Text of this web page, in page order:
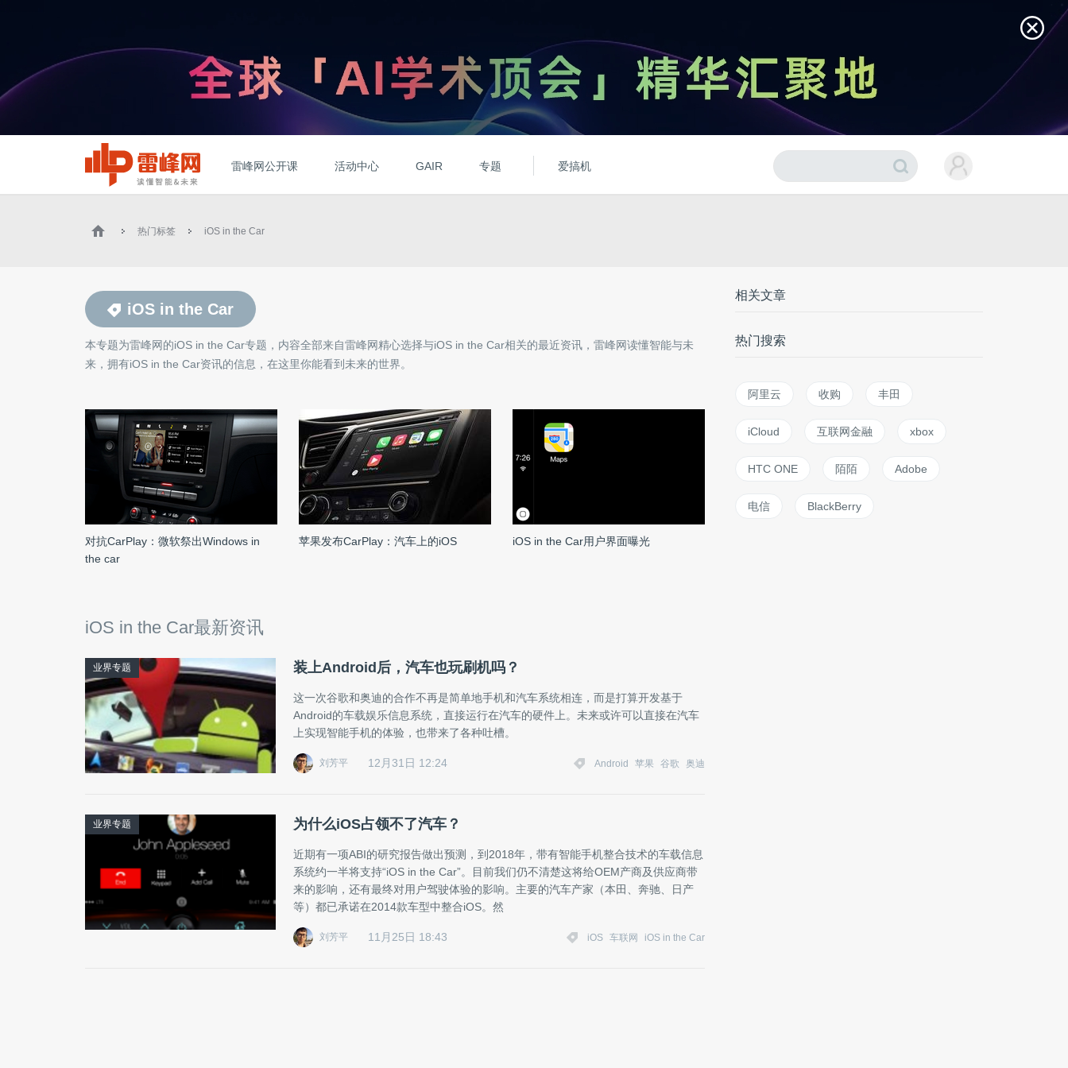
雷峰网公开课 活动中心 GAIR 专题 爱搞机
热门标签 iOS in the Car
iOS in the Car
本专题为雷峰网的iOS in the Car专题，内容全部来自雷峰网精心选择与iOS in the Car相关的最近资讯，雷峰网读懂智能与未
来，拥有iOS in the Car资讯的信息，在这里你能看到未来的世界。
对抗CarPlay：微软祭出Windows in
the car
苹果发布CarPlay：汽车上的iOS iOS in the Car用户界面曝光
iOS in the Car最新资讯
业界专题 装上Android后，汽车也玩刷机吗？
这一次谷歌和奥迪的合作不再是简单地手机和汽车系统相连，而是打算开发基于
Android的车载娱乐信息系统，直接运行在汽车的硬件上。未来或许可以直接在汽车
上实现智能手机的体验，也带来了各种吐槽。
刘芳平 12月31日 12:24 Android 苹果 谷歌 奥迪
业界专题 为什么iOS占领不了汽车？
近期有一项ABI的研究报告做出预测，到2018年，带有智能手机整合技术的车载信息
系统约一半将支持“iOS in the Car”。目前我们仍不清楚这将给OEM产商及供应商带
来的影响，还有最终对用户驾驶体验的影响。主要的汽车产家（本田、奔驰、日产
等）都已承诺在2014款车型中整合iOS。然
刘芳平 11月25日 18:43 iOS 车联网 iOS in the Car
相关文章
热门搜索
阿里云 收购 丰田
iCloud 互联网金融 xbox
HTC ONE 陌陌 Adobe
电信 BlackBerry